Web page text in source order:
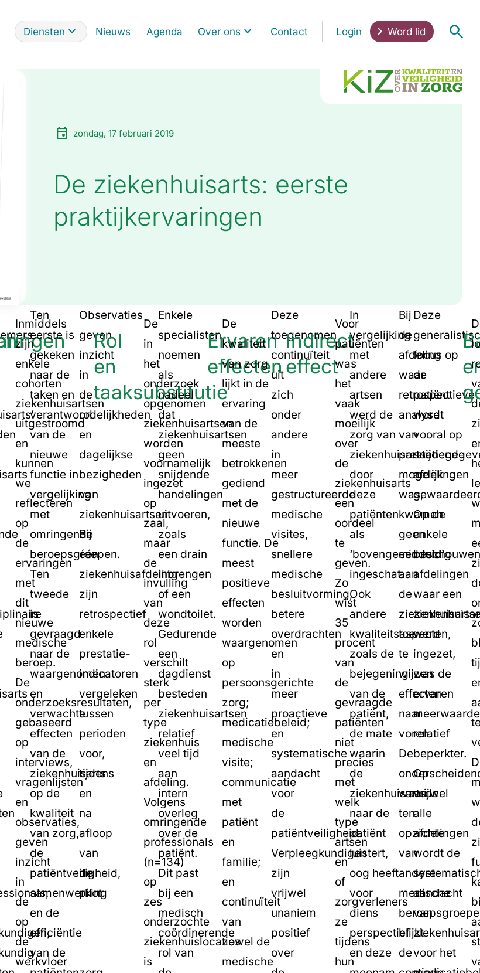
Diensten Nieuws Agenda Over ons Contact Login Word lid
De ziekenhuisarts: eerste
praktijkervaringen
zondag, 17 februari 2019
Inmiddels
zijn
enkele
cohorten
ziekenhuisartsen
uitgestroomd
en
kunnen
we
reflecteren
op
de
ervaringen
met
dit
nieuwe
medische
beroep.
De
onderzoeksresultaten,
gebaseerd
op
interviews,
vragenlijsten
en
observaties,
geven
inzicht
in
de
op
de
werkvloer
Ten
eerste is
gekeken
naar de
taken en
verantwoordelijkheden
van de
nieuwe
functie in
vergelijking
met
omringende
beroepsgroepen.
Ten
tweede
is
gevraagd
naar de
waargenomen
en
verwachte
effecten
van de
ziekenhuisarts
op de
kwaliteit
van zorg,
de
patiëntveiligheid,
samenwerking
en de
efficiëntie
van de
Observaties
geven
inzicht
in
de
rol
en
dagelijkse
bezigheden
van
ziekenhuisartsen.
Bij
één
ziekenhuisafdeling
zijn
retrospectief
enkele
prestatie-
indicatoren
vergeleken
tussen
perioden
voor,
tijdens
en
na
afloop
van
de
pilot.
Rol
en
taaksubstitutie
De
in
het
onderzoek
opgenomen
ziekenhuisartsen
worden
voornamelijk
ingezet
op
zaal,
maar
de
invulling
van
deze
rol
verschilt
sterk
per
type
ziekenhuis
en
afdeling.
Volgens
omringende
professionals
(n=134)
op
zes
onderzochte
ziekenhuislocaties
is
Enkele
specialisten
noemen
als
nadeel
dat
ziekenhuisartsen
geen
snijdende
handelingen
uitvoeren,
zoals
een drain
inbrengen
of een
wondtoilet.
Gedurende
een
dagdienst
besteden
ziekenhuisartsen
relatief
veel tijd
aan
intern
overleg
over de
patiënt.
Dit past
bij een
medisch
coördinerende
rol van
Ervaren
effecten
De
kwaliteit
van zorg
lijkt in de
ervaring
van de
meeste
betrokkenen
gediend
met de
nieuwe
functie. De
meest
positieve
effecten
worden
waargenomen
op
persoonsgerichte
zorg;
medicatiebeleid;
medische
visite;
communicatie
met
patiënt
en
familie;
en
continuïteit
van
zowel de
medische
Deze
toegenomen
continuïteit
uit
zich
onder
andere
in
meer
gestructureerde
medische
visites,
snellere
medische
besluitvorming,
betere
overdrachten
en
in
meer
proactieve
en
systematische
aandacht
voor
de
patiëntveiligheid.
Verpleegkundigen
zijn
vrijwel
unaniem
positief
over
Indirect
effect
Voor
patiënten
was
het
vaak
moeilijk
over
de
ziekenhuisarts
een
oordeel
te
geven.
Zo
wist
35
procent
van
de
gevraagde
patiënten
niet
precies
met
welk
type
artsen
en
of
zorgverleners
ze
tijdens
hun
In
vergelijking
met
andere
artsen
werd de
zorg van
ziekenhuisartsen
door
deze
patiënten
als
‘bovengemiddeld’
ingeschat.
Ook
andere
kwaliteitsaspecten,
zoals de
bejegening
van de
patiënt,
de mate
waarin
de
ziekenhuisarts
naar de
patiënt
luistert,
oog heeft
voor
diens
perspectief
en deze
Bij
de
afdeling
waar
retrospectieve
analyse
van
mogelijk
was,
kwamen
geen
eenduidig
aan
de
toe
te
wijzen
effecten
naar
voren.
De
waarde
ten
opzichte
van
andere
medische
blijkt
de
Deze
focus op
de
patiënt
wordt
vooral op
snijdende
afdelingen
Op de
enkele
afdelingen
waar een
werd
ingezet,
was de
ervaren
meerwaarde
relatief
beperkter.
Op
vrijwel
alle
afdelingen
wordt de
aandacht
van
voor het